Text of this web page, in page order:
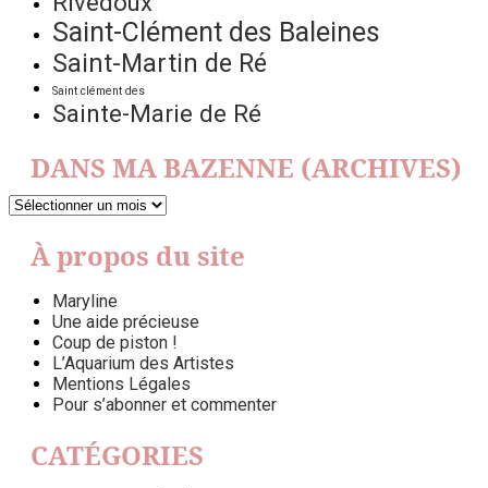
Saint-Clément des Baleines
Saint-Martin de Ré
Saint clément des
Sainte-Marie de Ré
DANS MA BAZENNE (ARCHIVES)
DANS
BAZENNE
(ARCHIVES)
À propos du site
Maryline
Une aide précieuse
Coup de piston !
L’Aquarium des Artistes
Mentions Légales
Pour s’abonner et commenter
CATÉGORIES